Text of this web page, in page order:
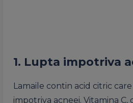
1. Lupta impotriva
Lamaile contin acid citric
impotriva acneei. Vitamina C,